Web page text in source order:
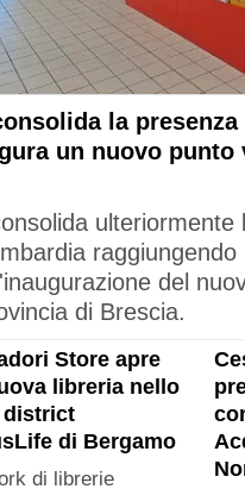
la
un nuovo punto
ulteriormente
del
di Brescia.
Store apre
libreria nello
district
di Bergamo
di librerie